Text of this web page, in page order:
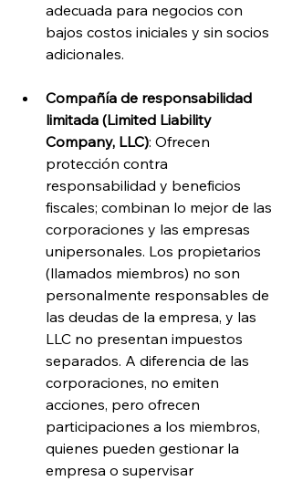
adecuada para negocios con
bajos costos iniciales y sin socios
adicionales.
Compañía de responsabilidad
limitada (Limited Liability
Company, LLC): Ofrecen
protección contra
responsabilidad y beneficios
fiscales; combinan lo mejor de las
corporaciones y las empresas
unipersonales. Los propietarios
(llamados miembros) no son
personalmente responsables de
las deudas de la empresa, y las
LLC no presentan impuestos
separados. A diferencia de las
corporaciones, no emiten
acciones, pero ofrecen
participaciones a los miembros,
quienes pueden gestionar la
empresa o supervisar